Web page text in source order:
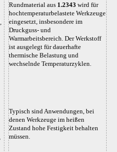
Rundmaterial aus 1.2343 wird für
hochtemperaturbelastete Werkzeuge
eingesetzt, insbesondere im
Druckguss- und
Warmarbeitsbereich. Der Werkstoff
ist ausgelegt für dauerhafte
thermische Belastung und
wechselnde Temperaturzyklen.
Typisch sind Anwendungen, bei
denen Werkzeuge im heißen
Zustand hohe Festigkeit behalten
müssen.